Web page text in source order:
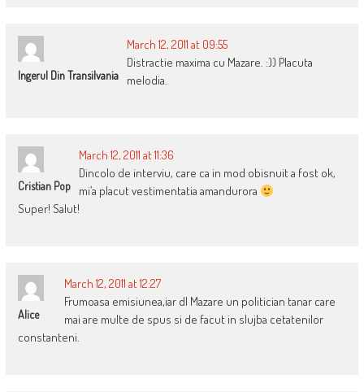
Ingerul Din Transilvania
March 12, 2011 at 09:55
Distractie maxima cu Mazare. :)) Placuta
melodia.
Cristian Pop
March 12, 2011 at 11:36
Dincolo de interviu, care ca in mod obisnuit a fost ok,
mi’a placut vestimentatia amandurora
Super! Salut!
Alice
March 12, 2011 at 12:27
Frumoasa emisiunea,iar dl Mazare un politician tanar care
mai are multe de spus si de facut in slujba cetatenilor
constanteni.